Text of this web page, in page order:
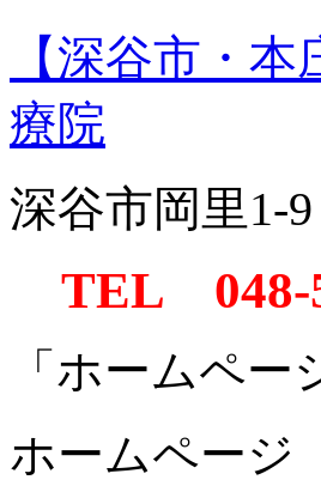
【深谷市・
療院
深谷市岡里1-
TEL 048-
「ホームペ
ホームページ